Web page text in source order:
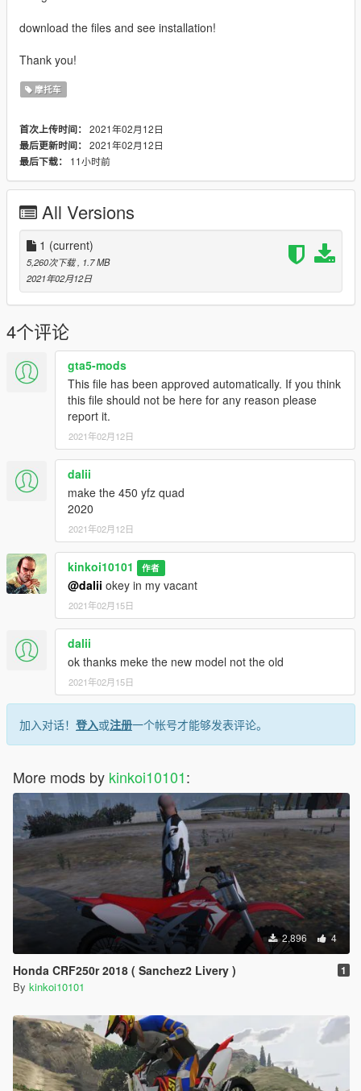
download the files and see installation!
Thank you!
摩托车
首次上传时间： 2021年02月12日
最后更新时间： 2021年02月12日
最后下载：
11小时前
All Versions
1 (current)
5,260次下载 , 1.7 MB
2021年02月12日
4个评论
gta5-mods
This file has been approved automatically. If you think
this file should not be here for any reason please
report it.
2021年02月12日
dalii
make the 450 yfz quad
2020
2021年02月12日
kinkoi10101 作者
@dalii okey in my vacant
2021年02月15日
dalii
ok thanks meke the new model not the old
2021年02月15日
加入对话！ 登入或注册一个帐号才能够发表评论。
More mods by kinkoi10101:
2,896 4
Honda CRF250r 2018 ( Sanchez2 Livery ) 1
By kinkoi10101